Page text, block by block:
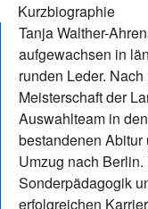
Kurzbiographie
Tanja Walther-
aufgewachsen in
runden Leder.
Meisterschaft der
Auswahlteam in
bestandenen
Umzug nach
Sonderpädagogik
erfolgreichen